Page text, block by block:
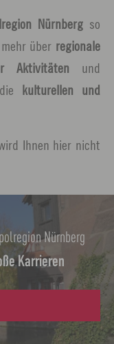
Nürnberg so
über regionale
Aktivitäten und
kulturellen und
Ihnen hier nicht
Karrieren
Nürnberg